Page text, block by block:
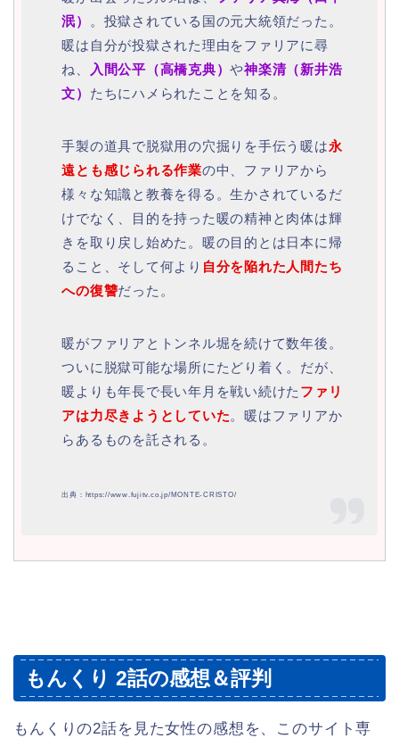
泯）
。投獄されている国の元大統領だった。
暖は自分が投獄された理由をファリアに尋
ね、
入間公平（高橋克典）や神楽清（新井浩
文） たちにハメられたことを知る。
手製の道具で脱獄用の穴掘りを手伝う暖は永
遠とも感じられる作業の中、ファリアから
様々な知識と教養を得る。生かされているだ
けでなく、目的を持った暖の精神と肉体は輝
きを取り戻し始めた。暖の目的とは日本に帰
ること、そして何より 自分を陥れた人間たち
への復讐だった。
暖がファリアとトンネル堀を続けて数年後。
ついに 脱獄可能な場所にたどり着く。だが、
暖よりも年長で長い年月を戦い続けた ファリ
アは力尽きようとしていた。暖はファリアか
らあるものを託される。
出典：https://www.fujitv.co.jp/MONTE-CRISTO/
もんくり 2話の感想＆評判
もんくりの2話を見た女性の感想を、このサイト専